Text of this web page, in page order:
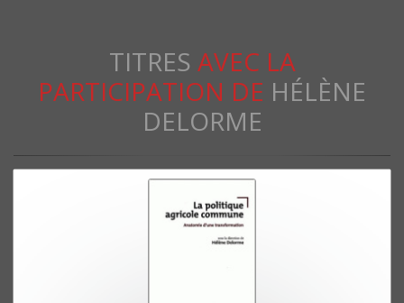
TITRES AVEC LA
PARTICIPATION DE HÉLÈNE
DELORME